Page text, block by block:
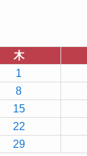
木
1
8
15
22
29